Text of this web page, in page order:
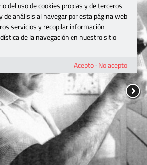
del uso de cookies propias y de terceros
de análisis al navegar por esta página web
servicios y recopilar información
de la navegación en nuestro sitio
Acepto· No acepto